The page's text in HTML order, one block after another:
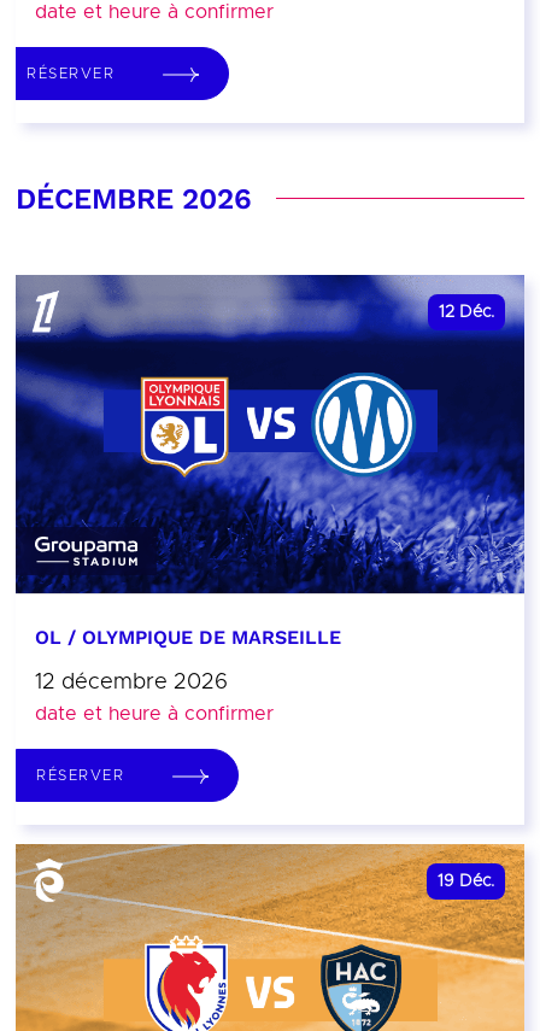
date et heure à confirmer
RÉSERVER
DÉCEMBRE 2026
12 Déc.
OL / OLYMPIQUE DE MARSEILLE
12 décembre 2026
date et heure à confirmer
RÉSERVER
19 Déc.